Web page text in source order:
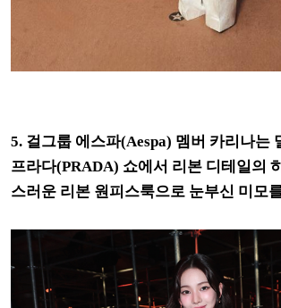
5. 걸그룹 에스파(Aespa) 멤버 카리나는
프라다(PRADA) 쇼에서 리본 디테일의
스러운 리본 원피스룩으로 눈부신 미모